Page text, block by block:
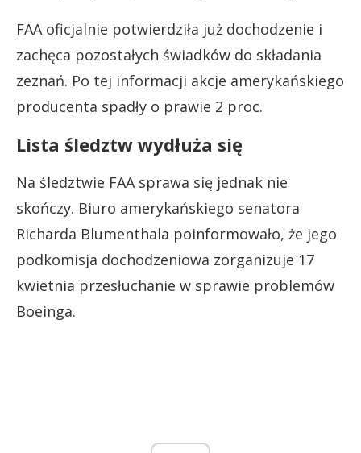
FAA oficjalnie potwierdziła już dochodzenie i
zachęca pozostałych świadków do składania
zeznań. Po tej informacji akcje amerykańskiego
producenta spadły o prawie 2 proc.
Lista śledztw wydłuża się
Na śledztwie FAA sprawa się jednak nie
skończy. Biuro amerykańskiego senatora
Richarda Blumenthala poinformowało, że jego
podkomisja dochodzeniowa zorganizuje 17
kwietnia przesłuchanie w sprawie problemów
Boeinga.